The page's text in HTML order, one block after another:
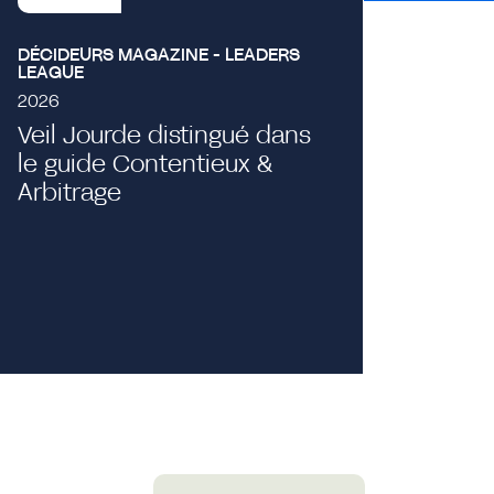
DÉCIDEURS MAGAZINE - LEADERS
LEAGUE
2026
Veil Jourde distingué dans
le guide Contentieux &
Arbitrage